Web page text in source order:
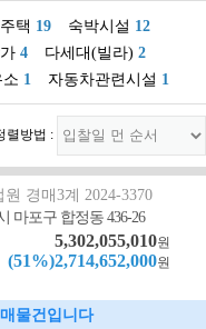
택 19 숙박시설 12
4 다세대(빌라) 2
소 1 자동차관련시설 1
렬방법 :
경매3계 2024-3370
마포구 합정동 436-26
5,302,055,010원
(51%)2,714,652,000원
물건입니다